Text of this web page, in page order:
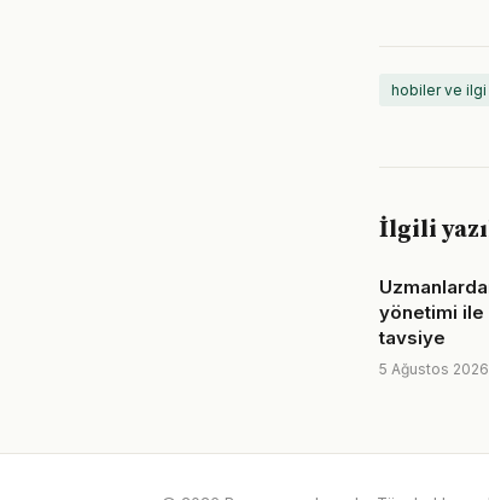
hobiler ve ilgi
İlgili
yönetimi
tavsiye
5 Ağustos 2026